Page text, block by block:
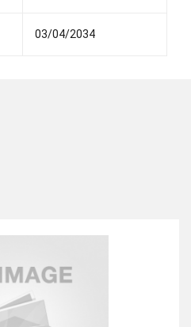
03/04/2034